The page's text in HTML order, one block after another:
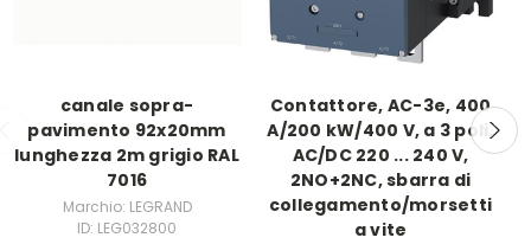
canale sopra-
pavimento 92x20mm
lunghezza 2m grigio RAL
7016
Marchio: LEGRAND
ID: LEG032800
Contattore, AC-3e, 400
A/200 kW/400 V, a 3 poli,
AC/DC 220 ... 240 V,
2NO+2NC, sbarra di
collegamento/morsetti
a vite